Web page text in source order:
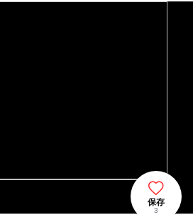
保存
3